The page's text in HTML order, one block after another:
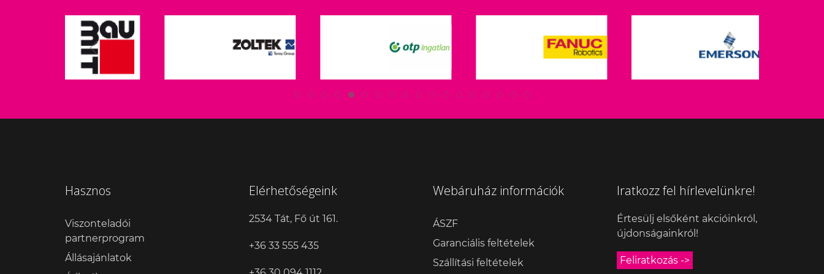
Hasznos
Viszonteladói
partnerprogram
Állásajánlatok
Elérhetőségeink
2534 Tát, Fő út 161.
+36 33 555 435
Webáruház információk
ÁSZF
Garanciális feltételek
Szállítási feltételek
Iratkozz fel hírlevelünkre!
Értesülj elsőként akcióinkról,
újdonságainkról!
Feliratkozás ->